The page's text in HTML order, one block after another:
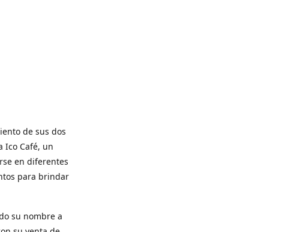
de sus dos
Ico Café, un
en diferentes
para brindar
su nombre a